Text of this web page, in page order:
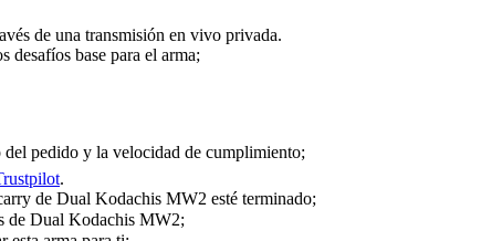
de una transmisión en vivo privada.
base para el arma;
pedido y la velocidad de cumplimiento;
.
de Dual Kodachis MW2 esté terminado;
de Dual Kodachis MW2;